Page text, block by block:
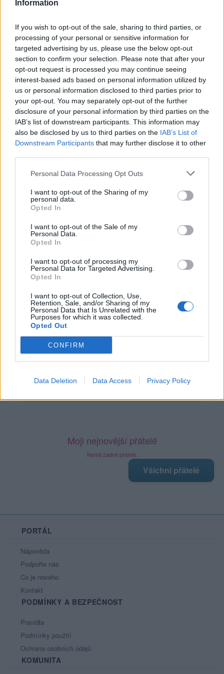
Information
If you wish to opt-out of the sale, sharing to third parties, or
processing of your personal or sensitive information for
targeted advertising by us, please use the below opt-out
section to confirm your selection. Please note that after your
opt-out request is processed you may continue seeing
interest-based ads based on personal information utilized by
us or personal information disclosed to third parties prior to
your opt-out. You may separately opt-out of the further
disclosure of your personal information by third parties on the
IAB’s list of downstream participants. This information may
also be disclosed by us to third parties on the IAB’s List of
Downstream Participants that may further disclose it to other
Personal Data Processing Opt Outs
I want to opt-out of the Sharing of my
personal data.
Opted In
I want to opt-out of the Sale of my
Personal Data.
Opted In
I want to opt-out of processing my
Personal Data for Targeted Advertising.
Opted In
I want to opt-out of Collection, Use,
Retention, Sale, and/or Sharing of my
Personal Data that Is Unrelated with the
Purposes for which it was collected.
Opted Out
CONFIRM
Data Deletion Data Access Privacy Policy
Neověřený profil
Tento uživatel zatím neprokázal svou identitu ověřovací
fotografií. U neověřených profilů nelze zaručit, že fotografie a
údaje odpovídají skutečné osobě.
Věk: 49
Okres: Louny
Země:
Kontakt
Napsat uživateli vzkaz
Informace o profilu a chatu
Naposledy aktivní: 20.04.2024 23:15
Profil zobrazen : 173x
Líbí se: 1
Sledované diskuze:Informace pro uživatele
Poslední 3 příspěvky na mé zdi
Nemá žádné příspěvky
Moji nejnovější přátelé
Nemá žádné přátelé.
Všichni přátelé
PORTÁL
Nápověda
Podpořte nás
Co je nového
Kontakt
PODMÍNKY A BEZPEČNOST
Pravidla
Podmínky použití
Ochrana osobních údajů
KOMUNITA